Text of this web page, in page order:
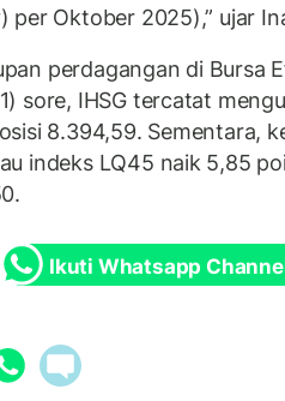
per Oktober 2025),” ujar
perdagangan di Bursa
sore, IHSG tercatat
8.394,59. Sementara,
indeks LQ45 naik 5,85
Ikuti Whatsapp